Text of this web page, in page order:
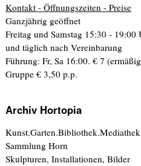
Kontakt - Öffnungszeiten - Preise
Ganzjährig geöffnet
Freitag und Samstag 15:30 - 19:00
und täglich nach Vereinbarung
Führung: Fr, Sa 16:00. € 7
Gruppe € 3,50 p.p.
Archiv Hortopia
Kunst.Garten.Bibliothek.Mediathek
Sammlung Horn
Skulpturen, Installationen, Bilder